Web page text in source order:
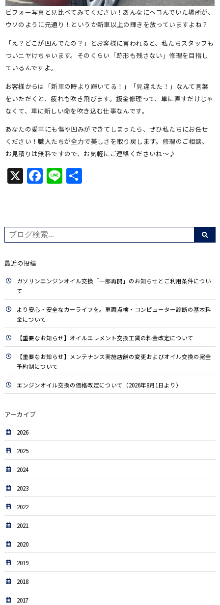
ビフォー写真と見比べてみてください！あんなにヘコんでいた場所が、
ウソのように元通り！というか新車以上の輝きを放っていますよね？
「え？どこが凹んでたの？」とお客様に言われると、私たちスタッフも
ついニヤけちゃいます。そのくらい「跡形も残さない」修理を目指し
ているんですよ。
お客様からは「新車の時より輝いてる！」「見違えた！」なんて言葉
をいただくと、疲れも吹き飛びます。鈑金修理って、単に直すだけじゃ
なくて、車に新しい命を吹き込む仕事なんです。
あなたの愛車にも傷や凹みができてしまったら、ぜひ私たちにお任せ
ください！職人たちが全力で美しさを取り戻します。修理のご相談、
お見積りは無料ですので、お気軽にご連絡くださいね～♪
X Facebook
Line共
最近の投稿
ガソリンエンジンオイル交換「一部再開」のお知らせとご利用条件につい
て
より安心・安全なカーライフを。車両点検・コンピューター診断の基本料
金について
【重要なお知らせ】オイルエレメント交換工賃の料金改定について
【重要なお知らせ】メンテナンス実施店舗の変更およびオイル交換の完全
予約制について
エンジンオイル交換の価格改定について（2026年8月1日より）
アーカイブ
2026
2025
2024
2023
2022
2021
2020
2019
2018
2017